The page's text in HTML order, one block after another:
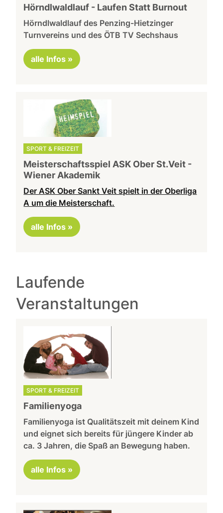
Hörndlwaldlauf - Laufen Statt Burnout
Hörndlwaldlauf des Penzing-Hietzinger
Turnvereins und des ÖTB TV Sechshaus
alle Infos »
SPORT & FREIZEIT
Meisterschaftsspiel ASK Ober St.Veit -
Wiener Akademik
Der ASK Ober Sankt Veit spielt in der Oberliga
A um die Meisterschaft.
alle Infos »
Laufende
Veranstaltungen
SPORT & FREIZEIT
Familienyoga
Familienyoga ist Qualitätszeit mit deinem Kind
und eignet sich bereits für jüngere Kinder ab
ca. 3 Jahren, die Spaß an Bewegung haben.
alle Infos »